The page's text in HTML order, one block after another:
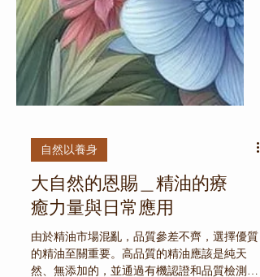
自然以養身
大自然的恩賜＿精油的療
癒力量與日常應用
由於精油市場混亂，品質參差不齊，選擇優質